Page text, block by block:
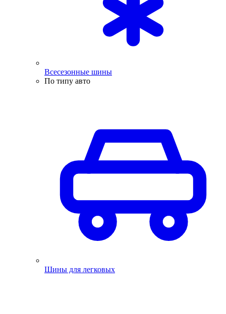
Всесезонные шины
По типу авто
Шины для легковых